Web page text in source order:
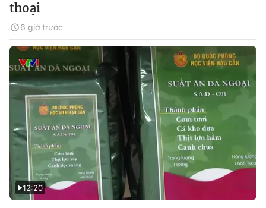
thoại
6 giờ trước
12:20